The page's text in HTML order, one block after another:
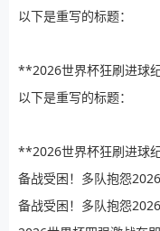
以下是重写的标题：
**2026世界杯狂刷进球
以下是重写的标题：
**2026世界杯狂刷进球
备战受困！多队抱怨
备战受困！多队抱怨